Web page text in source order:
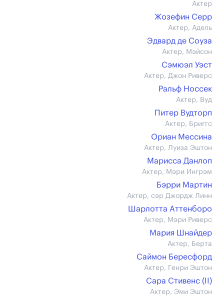
Актер
Жозефин Серр
Актер, Адель
Эдвард де Соуза
Актер, Мэйсон
Сэмюэл Уэст
Актер, Джон Риверс
Ральф Носсек
Актер, Вуд
Питер Вудторп
Актер, Бриггс
Ориан Мессина
Актер, Луиза Эштон
Марисса Данлоп
Актер, Мэри Ингрэм
Бэрри Мартин
Актер, сэр Джордж Линн
Шарлотта Аттенборо
Актер, Мэри Риверс
Мария Шнайдер
Актер, Берта
Саймон Бересфорд
Актер, Генри Эштон
Сара Стивенс (II)
Актер, Эми Эштон